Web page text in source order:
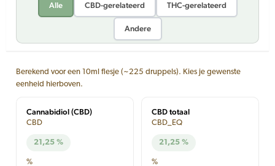
Alle CBD-gerelateerd THC-gerelateerd
Andere
Berekend voor een 10ml flesje (~225 druppels). Kies je gewenste
eenheid hierboven.
Cannabidiol (CBD)
CBD
21,25 %
%
CBD totaal
CBD_EQ
21,25 %
%